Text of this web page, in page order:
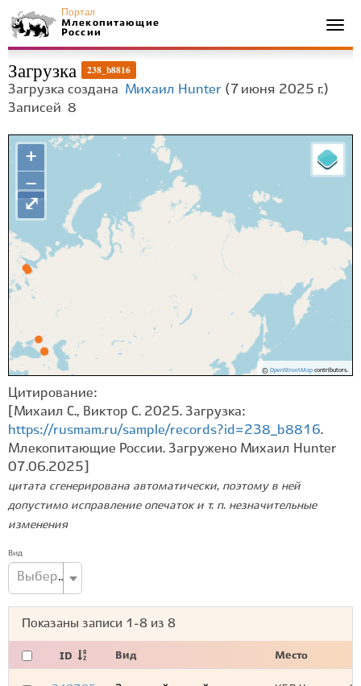
Портал
Млекопитающие
России
Загрузка 238_b8816
Загрузка создана Михаил Hunter (7 июня 2025 г.)
Записей 8
+
−
© OpenStreetMapcontributors.
⤢
Цитирование:
[Михаил С., Виктор С. 2025. Загрузка:
https://rusmam.ru/sample/records?id=238_b8816.
Млекопитающие России. Загружено Михаил Hunter
07.06.2025]
цитата сгенерирована автоматически, поэтому в ней
допустимо исправление опечаток и т. п. незначительные
изменения
Вид
Выберите вид...
Показаны записи 1-8 из 8
ID Вид Место